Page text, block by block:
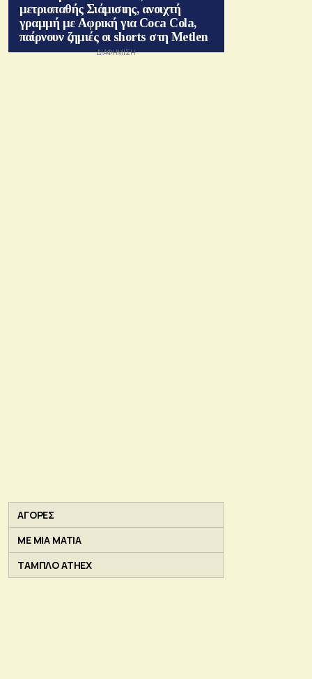
μετριοπαθής Σιάμισιης, ανοιχτή
γραμμή με Αφρική για Coca Cola,
παίρνουν ζημιές οι shorts στη Metlen
ΑΓΟΡΕΣ
ΜΕ ΜΙΑ ΜΑΤΙΑ
ΤΑΜΠΛΟ ATHEX